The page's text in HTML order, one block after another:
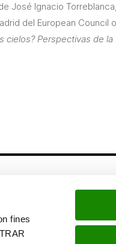
fines
José Ignacio Torreblanca,
del European Council
cielos? Perspectivas de la
Si quieres estar a la última,